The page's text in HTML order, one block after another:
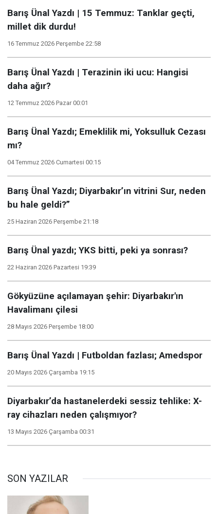
Barış Ünal Yazdı | 15 Temmuz: Tanklar geçti,
millet dik durdu!
16 Temmuz 2026 Perşembe 22:58
Barış Ünal Yazdı | Terazinin iki ucu: Hangisi
daha ağır?
12 Temmuz 2026 Pazar 00:01
Barış Ünal Yazdı; Emeklilik mi, Yoksulluk Cezası
mı?
04 Temmuz 2026 Cumartesi 00:15
Barış Ünal Yazdı; Diyarbakır’ın vitrini Sur, neden
bu hale geldi?”
25 Haziran 2026 Perşembe 21:18
Barış Ünal yazdı; YKS bitti, peki ya sonrası?
22 Haziran 2026 Pazartesi 19:39
Gökyüzüne açılamayan şehir: Diyarbakır'ın
Havalimanı çilesi
28 Mayıs 2026 Perşembe 18:00
Barış Ünal Yazdı | Futboldan fazlası; Amedspor
20 Mayıs 2026 Çarşamba 19:15
Diyarbakır’da hastanelerdeki sessiz tehlike: X-
ray cihazları neden çalışmıyor?
13 Mayıs 2026 Çarşamba 00:31
SON YAZILAR